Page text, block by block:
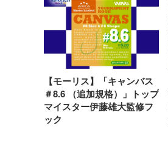
【モーリス】「キャンバス
＃8.6 （追加規格）」トップ
マイスター伊藤雄大監修フ
ック